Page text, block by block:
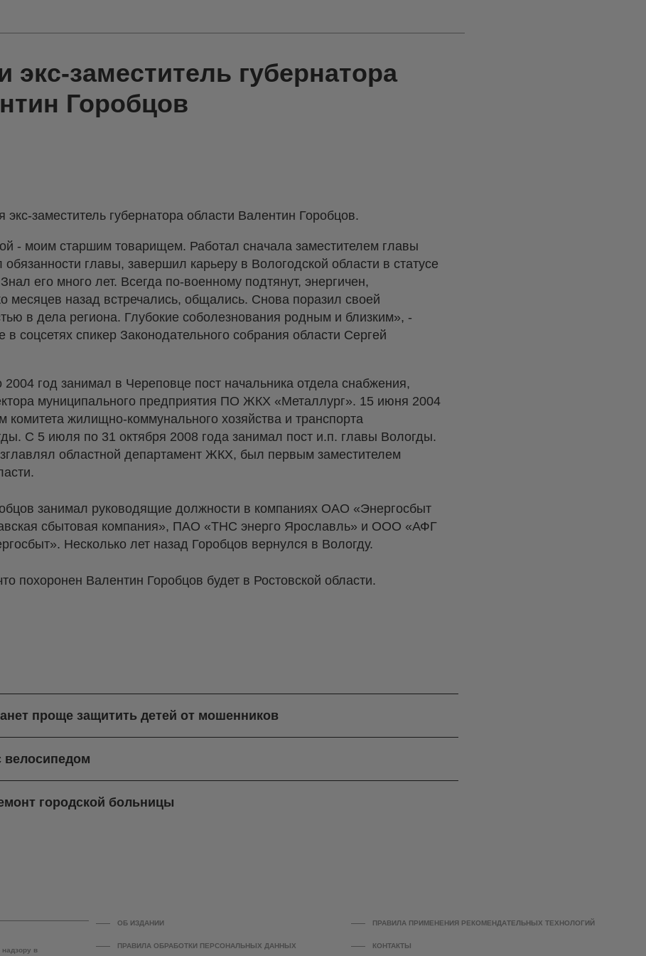
экс-заместитель губернатора
Горобцов
заместитель губернатора области Валентин Горобцов.
- моим старшим товарищем. Работал сначала заместителем главы
главы, завершил карьеру в Вологодской области в статусе
его много лет. Всегда по-военному подтянут, энергичен,
месяцев назад встречались, общались. Снова поразил своей
в дела региона. Глубокие соболезнования родным и близким», -
в соцсетях спикер Законодательного собрания области Сергей
год занимал в Череповце пост начальника отдела снабжения,
муниципального предприятия ПО ЖКХ «Металлург». 15 июня 2004
комитета жилищно-коммунального хозяйства и транспорта
С 5 июля по 31 октября 2008 года занимал пост и.п. главы Вологды.
областной департамент ЖКХ, был первым заместителем
занимал руководящие должности в компаниях ОАО «Энергосбыт
сбытовая компания», ПАО «ТНС энерго Ярославль» и ООО «АФГ
Несколько лет назад Горобцов вернулся в Вологду.
похоронен Валентин Горобцов будет в Ростовской области.
проще защитить детей от мошенников
велосипедом
городской больницы
в
ОБ ИЗДАНИИ ПРАВИЛА ПРИМЕНЕНИЯ РЕКОМЕНДАТЕЛЬНЫХ ТЕХНОЛОГИЙ
ПРАВИЛА ОБРАБОТКИ ПЕРСОНАЛЬНЫХ ДАННЫХ КОНТАКТЫ